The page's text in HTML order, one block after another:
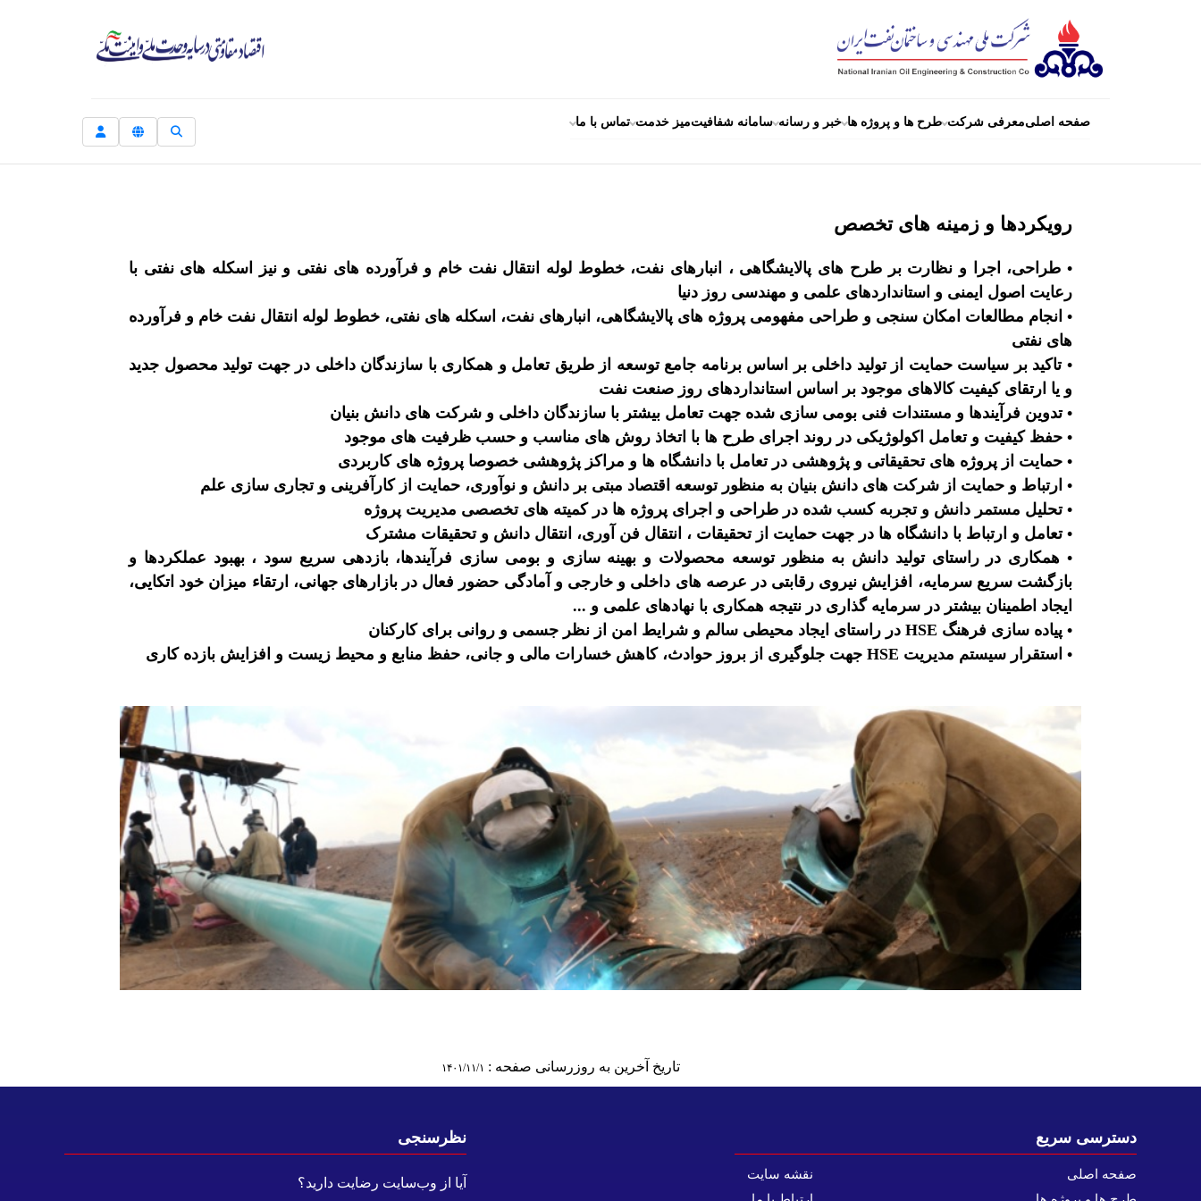
صفحه اصلیمعرفی شرکت طرح ها و پروژه ها خبر و رسانه سامانه شفافیتمیز خدمت تماس با ما
رویکردها و زمینه های تخصص
• طراحی، اجرا و نظارت بر طرح های پالایشگاهی ، انبارهای نفت، خطوط لوله انتقال نفت خام و فرآورده های نفتی و نیز اسکله های نفتی با
رعایت اصول ایمنی و استانداردهای علمی و مهندسی روز دنیا
• انجام مطالعات امکان سنجی و طراحی مفهومی پروژه های پالایشگاهی، انبارهای نفت، اسکله های نفتی، خطوط لوله انتقال نفت خام و فرآورده
های نفتی
• تاکید بر سیاست حمایت از تولید داخلی بر اساس برنامه جامع توسعه از طریق تعامل و همکاری با سازندگان داخلی در جهت تولید محصول جدید
و یا ارتقای کیفیت کالاهای موجود بر اساس استانداردهای روز صنعت نفت
• تدوین فرآیندها و مستندات فنی بومی سازی شده جهت تعامل بیشتر با سازندگان داخلی و شرکت های دانش بنیان
• حفظ کیفیت و تعامل اکولوژیکی در روند اجرای طرح ها با اتخاذ روش های مناسب و حسب ظرفیت های موجود
• حمایت از پروژه های تحقیقاتی و پژوهشی در تعامل با دانشگاه ها و مراکز پژوهشی خصوصا پروژه های کاربردی
• ارتباط و حمایت از شرکت های دانش بنیان به منظور توسعه اقتصاد مبتی بر دانش و نوآوری، حمایت از کارآفرینی و تجاری سازی علم
• تحلیل مستمر دانش و تجربه کسب شده در طراحی و اجرای پروژه ها در کمیته های تخصصی مدیریت پروژه
• تعامل و ارتباط با دانشگاه ها در جهت حمایت از تحقیقات ، انتقال فن آوری، انتقال دانش و تحقیقات مشترک
• همکاری در راستای تولید دانش به منظور توسعه محصولات و بهینه سازی و بومی سازی فرآیندها، بازدهی سریع سود ، بهبود عملکردها و
بازگشت سریع سرمایه، افزایش نیروی رقابتی در عرصه های داخلی و خارجی و آمادگی حضور فعال در بازارهای جهانی، ارتقاء میزان خود اتکایی،
ایجاد اطمینان بیشتر در سرمایه گذاری در نتیجه همکاری با نهادهای علمی و ...
• پیاده سازی فرهنگ HSE در راستای ایجاد محیطی سالم و شرایط امن از نظر جسمی و روانی برای کارکنان
• استقرار سیستم مدیریت HSE جهت جلوگیری از بروز حوادث، کاهش خسارات مالی و جانی، حفظ منابع و محیط زیست و افزایش بازده کاری
تاریخ آخرین به روزرسانی صفحه : ۱۴۰۱/۱۱/۱
دسترسی سریع
صفحه اصلی
نقشه سایت
نظرسنجی
آیا از وب‌سایت رضایت دارید؟